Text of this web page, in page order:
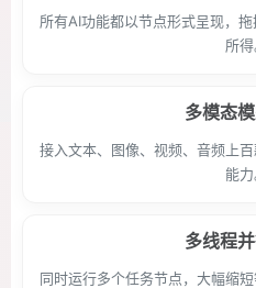
所有AI功能都以节点形式呈现，
所得
多模态
接入文本、图像、视频、音频上
能力
多线程
同时运行多个任务节点，大幅缩